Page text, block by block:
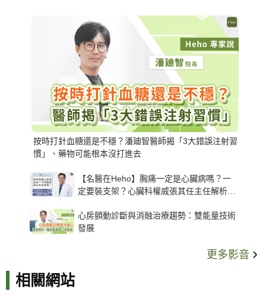
按時打針血糖還是不穩？潘廸智醫師揭「3大錯誤注射習
慣」、藥物可能根本沒打進去
【名醫在Heho】胸痛一定是心臟病嗎？一
定要裝支架？心臟科權威張其任主任解析支
心房顫動診斷與消融治療趨勢：雙能量技術
發展
更多影音
相關網站